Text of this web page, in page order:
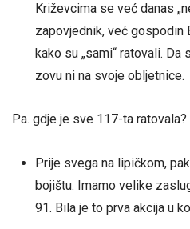
Križevcima se već danas
zapovjednik, već gospodin
kako su „sami“ ratovali. Da
zovu ni na svoje obljetnice.
Pa. gdje je sve 117-ta ratovala?
Prije svega na lipičkom,
bojištu. Imamo velike
91. Bila je to prva akcija u